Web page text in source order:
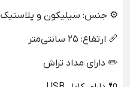
⚙️ جنس: سیلیکون و پلاستیک
📏 ارتفاع: ۲۵ سانتی‌متر
✏️ دارای مداد تراش